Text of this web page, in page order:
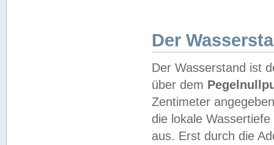
Der
Der Wasserstand ist
über dem
Zentimeter
die lokale
aus. Erst durch die